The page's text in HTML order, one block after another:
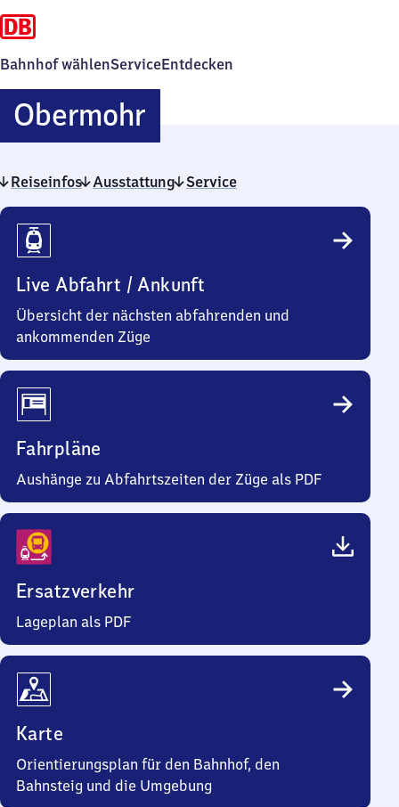
Bahnhof wählenServiceEntdecken
ObermohrObermohr
Reiseinfos Ausstattung Service
Reiseinfos
Live Abfahrt / Ankunft
Übersicht der nächsten abfahrenden und
ankommenden Züge
Fahrpläne
Aushänge zu Abfahrtszeiten der Züge als PDF
Ersatzverkehr
Lageplan als PDF
Karte
Orientierungsplan für den Bahnhof, den
Bahnsteig und die Umgebung